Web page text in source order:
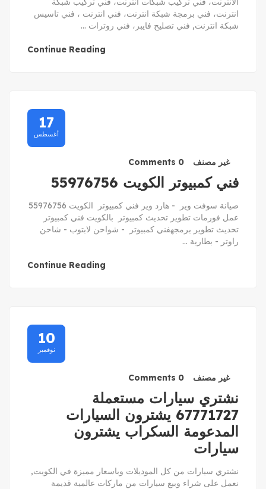
انترنت، فني برمجة شبكة انترنت، فني انترنت ، فني تاسيس
شبكة انترنت, فني تصليح فايبر، فني روترات ...
Continue Reading
17
أغسطس
غير مصنف 0 Comments
فني كمبيوتر الكويت 55976756
صيانة سوفت وير - هارد وير فني كمبيوتر الكويت 55976756
عمل فورمات تطوير تحديث كمبيوتر بالكويت فني كمبيوتر
تحديث تطوير برمجهفني كمبيوتر - شواحن لابتوب - شاحن
راوتر - بطارية ...
Continue Reading
10
نوفمبر
غير مصنف 0 Comments
نشتري سيارات مستعملة
67771727 يشترون السيارات
المدعومة السكراب يشترون
سيارات
نشتري سيارات من كل الموديلات وباسعار مميزة في الكويت,
نعمل على شراء وبيع سيارات من ماركات عالمية قديمة